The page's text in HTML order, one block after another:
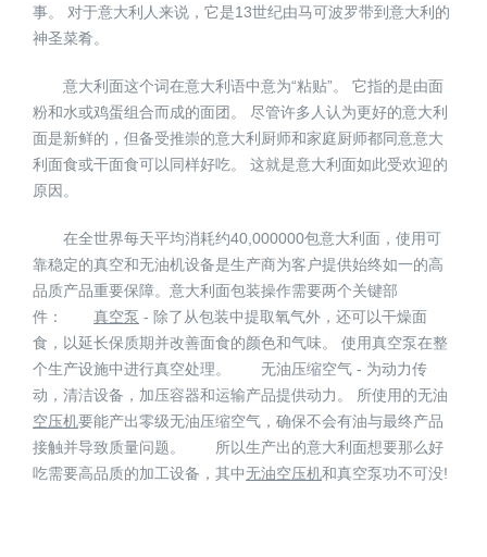
事。 对于意大利人来说，它是13世纪由马可波罗带到意大利的
神圣菜肴。
意大利面这个词在意大利语中意为“粘贴”。 它指的是由面
粉和水或鸡蛋组合而成的面团。 尽管许多人认为更好的意大利
面是新鲜的，但备受推崇的意大利厨师和家庭厨师都同意意大
利面食或干面食可以同样好吃。 这就是意大利面如此受欢迎的
原因。
在全世界每天平均消耗约40,000000包意大利面，使用可
靠稳定的真空和无油机设备是生产商为客户提供始终如一的高
品质产品重要保障。意大利面包装操作需要两个关键部
件： 真空泵 - 除了从包装中提取氧气外，还可以干燥面
食，以延长保质期并改善面食的颜色和气味。 使用真空泵在整
个生产设施中进行真空处理。 无油压缩空气 - 为动力传
动，清洁设备，加压容器和运输产品提供动力。 所使用的无油
空压机要能产出零级无油压缩空气，确保不会有油与最终产品
接触并导致质量问题。 所以生产出的意大利面想要那么好
吃需要高品质的加工设备，其中无油空压机和真空泵功不可没!